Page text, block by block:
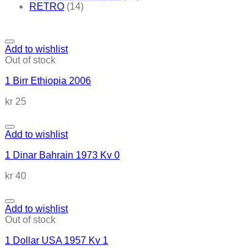
RETRO (14)
Add to wishlist
Out of stock
1 Birr Ethiopia 2006
kr 25
Add to wishlist
1 Dinar Bahrain 1973 Kv 0
kr 40
Add to wishlist
Out of stock
1 Dollar USA 1957 Kv 1